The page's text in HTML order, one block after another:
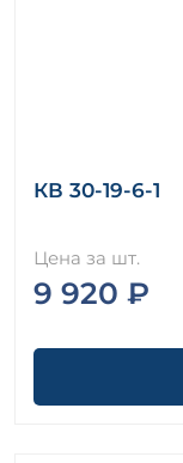
КВ 30-19-6-1
Цена за шт.
9 920 ₽